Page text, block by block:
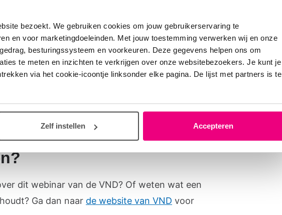
bezoekt. We gebruiken cookies om jouw gebruikerservaring te
en voor marketingdoeleinden. Met jouw toestemming verwerken wij en onze
besturingssysteem en voorkeuren. Deze gegevens helpen ons om
te meten en inzichten te verkrijgen over onze websitebezoekers. Je kunt je
via het cookie-icoontje linksonder elke pagina. De lijst met partners is te
Zelf instellen Accepteren
het webinar
Dan ontvang je een paar dagen van tevoren
het webinar kunt bijwonen.
dit webinar van de VND? Of weten wat een
Ga dan naar de website van VND voor